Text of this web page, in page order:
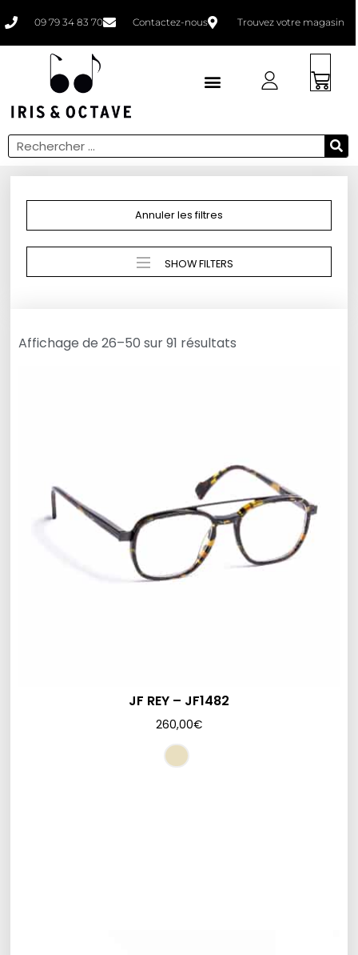
09 79 34 83 70 Contactez-nous Trouvez votre magasin
Annuler les filtres
SHOW FILTERS
Affichage de 26–50 sur 91 résultats
JF REY – JF1482
260,00€